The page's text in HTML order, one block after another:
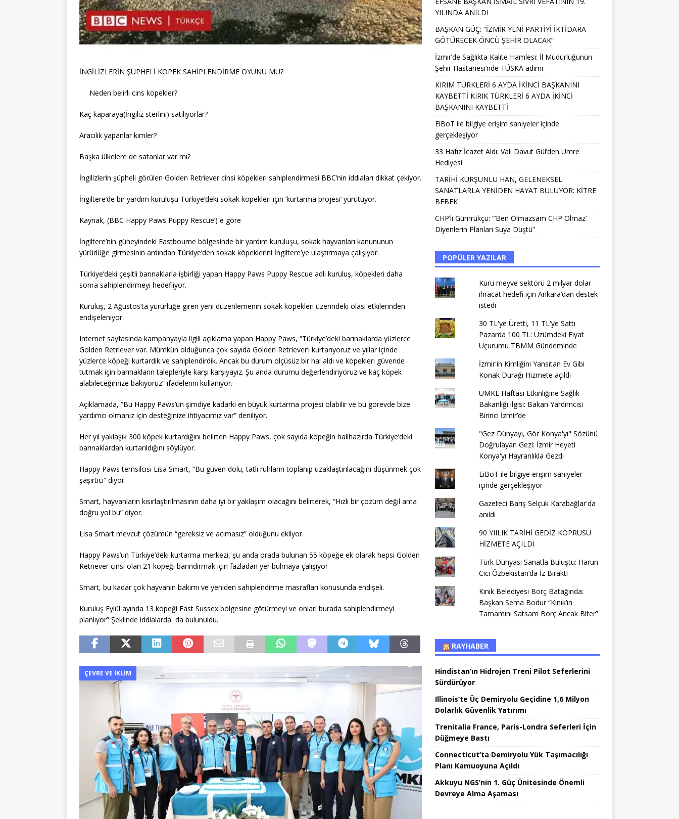
İNGİLİZLERİN ŞÜPHELİ KÖPEK SAHİPLENDİRME OYUNU MU?
Neden belirli cins köpekler?
Kaç kaparaya(İngiliz sterlini) satılıyorlar?
Aracılık yapanlar kimler?
Başka ülkelere de satanlar var mı?
İngilizlerin şüpheli görülen Golden Retriever cinsi köpekleri sahiplendirmesi BBC’nin iddiaları dikkat çekiyor.
İngiltere’de bir yardım kuruluşu Türkiye’deki sokak köpekleri için ‘kurtarma projesi’ yürütüyor.
Kaynak, (BBC Happy Paws Puppy Rescue’) e göre
İngiltere’nin güneyindeki Eastbourne bölgesinde bir yardım kuruluşu, sokak hayvanları kanununun
yürürlüğe girmesinin ardından Türkiye’den sokak köpeklerini İngiltere’ye ulaştırmaya çalışıyor.
Türkiye’deki çeşitli barınaklarla işbirliği yapan Happy Paws Puppy Rescue adlı kuruluş, köpekleri daha
sonra sahiplendirmeyi hedefliyor.
Kuruluş, 2 Ağustos’ta yürürlüğe giren yeni düzenlemenin sokak köpekleri üzerindeki olası etkilerinden
endişeleniyor.
Internet sayfasında kampanyayla ilgili açıklama yapan Happy Paws, “Türkiye’deki barınaklarda yüzlerce
Golden Retriever var. Mümkün olduğunca çok sayıda Golden Retriever’ı kurtarıyoruz ve yıllar içinde
yüzlerce köpeği kurtardık ve sahiplendirdik. Ancak bu durum ölçüsüz bir hal aldı ve köpekleri güvende
tutmak için barınakların talepleriyle karşı karşıyayız. Şu anda durumu değerlendiriyoruz ve kaç köpek
alabileceğimize bakıyoruz” ifadelerini kullanıyor.
Açıklamada, “Bu Happy Paws’un şimdiye kadarki en büyük kurtarma projesi olabilir ve bu görevde bize
yardımcı olmanız için desteğinize ihtiyacımız var” deniliyor.
Her yıl yaklaşık 300 köpek kurtardığını belirten Happy Paws, çok sayıda köpeğin halihazırda Türkiye’deki
barınaklardan kurtarıldığını söylüyor.
Happy Paws temsilcisi Lisa Smart, “Bu güven dolu, tatlı ruhların toplanıp uzaklaştırılacağını düşünmek çok
şaşırtıcı” diyor.
Smart, hayvanların kısırlaştırılmasının daha iyi bir yaklaşım olacağını belirterek, “Hızlı bir çözüm değil ama
doğru yol bu” diyor.
Lisa Smart mevcut çözümün “gereksiz ve acımasız” olduğunu ekliyor.
Happy Paws’un Türkiye’deki kurtarma merkezi, şu anda orada bulunan 55 köpeğe ek olarak hepsi Golden
Retriever cinsi olan 21 köpeği barındırmak için fazladan yer bulmaya çalışıyor
Smart, bu kadar çok hayvanın bakımı ve yeniden sahiplendirme masrafları konusunda endişeli.
Kuruluş Eylül ayında 13 köpeği East Sussex bölgesine götürmeyi ve onları burada sahiplendirmeyi
planlıyor” Şeklinde iddialarda da bulunuldu.
ÇEVRE VE İKLIM
YILINDA ANILDI
BAŞKAN GÜÇ: “İZMİR YENİ PARTİYİ İKTİDARA
GÖTÜRECEK ÖNCÜ ŞEHİR OLACAK”
İzmir’de Sağlıkta Kalite Hamlesi: İl Müdürlüğünün
Şehir Hastanesi’nde TÜSKA adımı
KIRIM TÜRKLERİ 6 AYDA İKİNCİ BAŞKANINI
KAYBETTİ KIRIK TÜRKLERİ 6 AYDA İKİNCİ
BAŞKANINI KAYBETTİ
EiBoT ile bilgiye erişim saniyeler içinde
gerçekleşiyor
33 Hafız İcazet Aldı: Vali Davut Gül’den Umre
Hediyesi
TARİHİ KURŞUNLU HAN, GELENEKSEL
SANATLARLA YENİDEN HAYAT BULUYOR: KİTRE
BEBEK
CHP’li Gümrükçü: “’Ben Olmazsam CHP Olmaz’
Diyenlerin Planları Suya Düştü”
POPÜLER YAZILAR
Kuru meyve sektörü 2 milyar dolar
ihracat hedefi için Ankara’dan destek
istedi
30 TL'ye Üretti, 11 TL'ye Sattı
Pazarda 100 TL: Üzümdeki Fiyat
Uçurumu TBMM Gündeminde
İzmir'in Kimliğini Yansıtan Ev Gibi
Konak Durağı Hizmete açıldı
UMKE Haftası Etkinliğine Sağlık
Bakanlığı ilgisi: Bakan Yardımcısı
Birinci İzmir’de
"Gez Dünyayı, Gör Konya'yı" Sözünü
Doğrulayan Gezi: İzmir Heyeti
Konya'yı Hayranlıkla Gezdi
EiBoT ile bilgiye erişim saniyeler
içinde gerçekleşiyor
Gazeteci Barış Selçuk Karabağlar'da
anıldı
90 YIILIK TARİHİ GEDİZ KÖPRÜSÜ
HİZMETE AÇILDI
Türk Dünyası Sanatla Buluştu: Harun
Cici Özbekistan’da İz Bıraktı
Kınık Belediyesi Borç Batağında:
Başkan Sema Bodur “Kınık’ın
Tamamını Satsam Borç Ancak Biter”
RAYHABER
Hindistan’ın Hidrojen Treni Pilot Seferlerini
Sürdürüyor
Illinois’te Üç Demiryolu Geçidine 1,6 Milyon
Dolarlık Güvenlik Yatırımı
Trenitalia France, Paris-Londra Seferleri İçin
Düğmeye Bastı
Connecticut’ta Demiryolu Yük Taşımacılığı
Planı Kamuoyuna Açıldı
Akkuyu NGS’nin 1. Güç Ünitesinde Önemli
Devreye Alma Aşaması